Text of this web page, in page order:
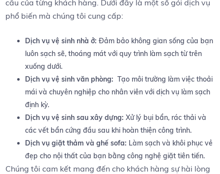
cầu ⁢của từng khách hàng. Dưới​ đây⁢ là một số⁤ gói dịch vụ
phổ ‌biến ⁢mà ‌chúng tôi cung ‌cấp:
Dịch vụ vệ‌ sinh nhà⁤ ở: Đảm bảo không gian⁣ sống của bạn
⁢luôn sạch sẽ, thoáng mát với quy trình làm ‍sạch​ từ trên
‍xuống⁤ dưới.
Dịch vụ vệ sinh văn phòng: ⁤ Tạo ⁢môi​ trường làm việc thoải⁢
mái và chuyên nghiệp cho​ nhân viên với dịch vụ làm sạch
định​ kỳ.
Dịch vụ vệ sinh⁤ sau xây ⁢dựng: Xử⁤ lý⁤ bụi bẩn, rác thải và
các ​vết bẩn⁤ cứng đầu sau khi‍ hoàn thiện công trình.
Dịch vụ giặt thảm và ghế sofa: Làm‍ sạch⁢ và khôi phục vẻ
đẹp ⁢cho nội thất của ⁤bạn⁢ bằng​ công nghệ giặt ‍tiên⁣ tiến.
Chúng tôi⁢ cam kết ‍mang đến cho khách‌ hàng sự‍ hài ⁣lòng